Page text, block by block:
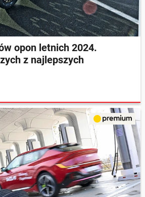
opon letnich 2024.
z najlepszych